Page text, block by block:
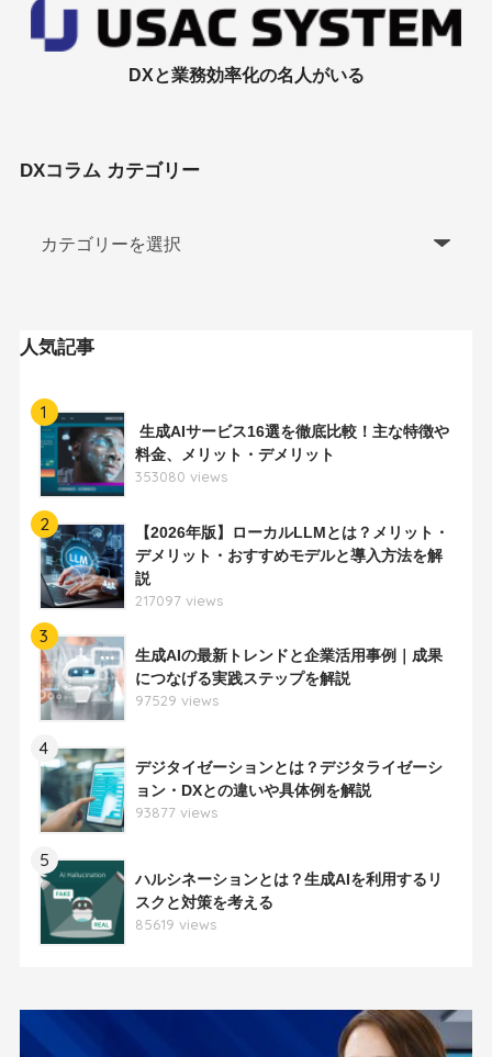
DXと業務効率化の名人がいる
DXコラム カテゴリー
人気記事
1
生成AIサービス16選を徹底比較！主な特徴や
料金、メリット・デメリット
353080 views
2
【2026年版】ローカルLLMとは？メリット・
デメリット・おすすめモデルと導入方法を解
説
217097 views
3
生成AIの最新トレンドと企業活用事例｜成果
につなげる実践ステップを解説
97529 views
4
デジタイゼーションとは？デジタライゼーシ
ョン・DXとの違いや具体例を解説
93877 views
5
ハルシネーションとは？生成AIを利用するリ
スクと対策を考える
85619 views